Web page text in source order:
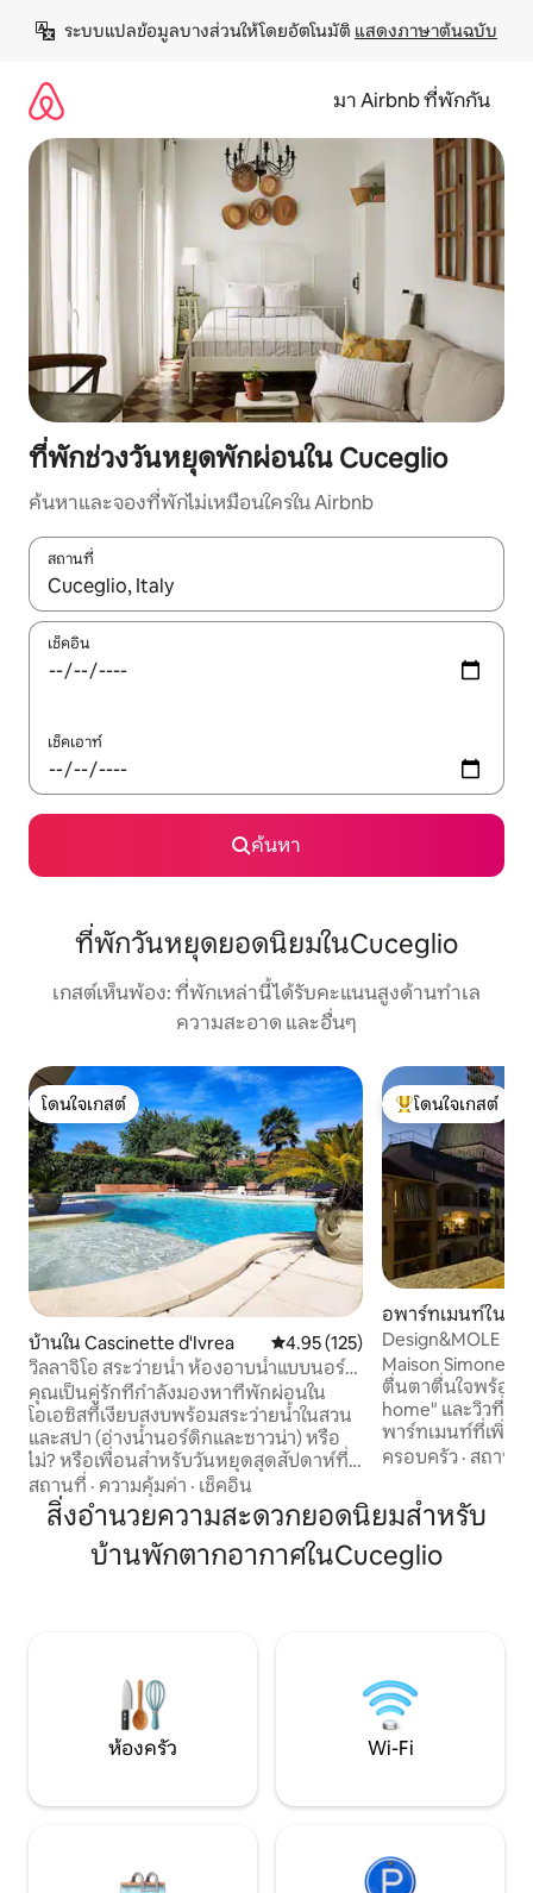
เนื้อหา
ระบบแปลข้อมูลบางส่วนให้โดยอัตโนมัติ แสดงภาษาต้นฉบับ
มา Airbnb ที่พักกัน
ที่พักช่วงวันหยุดพักผ่อนใน Cuceglio
ค้นหาและจองที่พักไม่เหมือนใครใน Airbnb
สถานที่
ใช้ลูกศรขึ้นลง หรือใช้การสัมผัสหรือปัด เพื่อสำรวจผลการค้นหา
เช็คอิน
เช็คเอาท์
ค้นหา
ที่พักวันหยุดยอดนิยมในCuceglio
เกสต์เห็นพ้อง: ที่พักเหล่านี้ได้รับคะแนนสูงด้านทำเล
ความสะอาด และอื่นๆ
โดนใจเกสต์
โดนใจเกสต์
บ้านใน Cascinette d'Ivrea คะแนนเฉลี่ย 4.95 จาก 5, 125 รีวิว
4.95 (125)
วิลลาจิโอ สระว่ายน้ำ ห้องอาบน้ำแบบนอร์
ดิก ซาวน่า สำหรับใช้งานโดยเฉพาะ
คุณเป็นคู่รักที่กำลังมองหาที่พักผ่อนใน
โอเอซิสที่เงียบสงบพร้อมสระว่ายน้ำในสวน
และสปา (อ่างน้ำนอร์ดิกและซาวน่า) หรือ
ไม่? หรือเพื่อนสำหรับวันหยุดสุดสัปดาห์ที่
แตกต่างกัน? หรือสำหรับวันเกิด? หรือ
สำหรับวันครบรอบ? หรือจะเป็นของขวัญ
สำหรับวันหยุดสุดสัปดาห์ดีไหม? หรือกำลัง
เดินทางอยู่? วิลล่าจิโอสำหรับคุณ! ในฤดู
ใบไม้ผลิและฤดูร้อน มีสระว่ายน้ำพร้อมจา
ในสปาและห้องออกกำลังกายของเรา ที่พัก
นี้เป็นบ้านที่เป็นอิสระอย่างสมบูรณ์ ล้อม
รอบด้วยความเขียวขจี สำหรับการใช้งาน
แบบส่วนตัวสำหรับผู้เข้าพักของเรา
สถานที่ · ความคุ้มค่า · เช็คอิน
โดนใจเกสต์ที่สุด
โดนใจเกสต์
อพาร์ทเมนท์ใน
Design&MOLE
เมืองตูริน
Maison Simone
ตื่นตาตื่นใจพร้อม
home" และวิวที่สว
พาร์ทเมนท์ที่เพิ่งไ
สไตล์โดดเด่นให้ค
ใจกลางเมืองที่มีค
ประวัติศาสตร์ พิพิ
จัตุรัส และมุมที่มีเ
ชิมอาหารท้องถิ่น
ครอบครัว · สถานที่
สิ่งอำนวยความสะดวกยอดนิยมสำหรับ
บ้านพักตากอากาศในCuceglio
ห้องครัว Wi-Fi